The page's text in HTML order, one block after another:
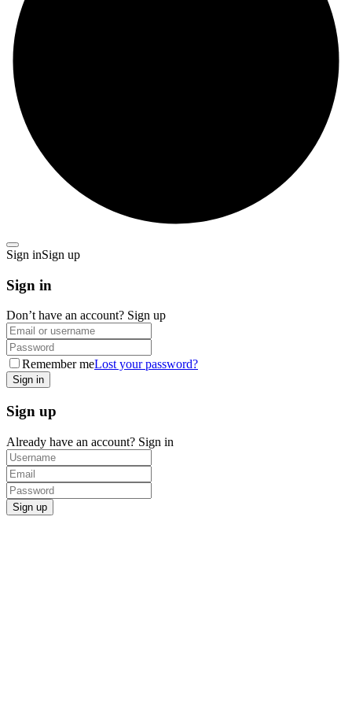
Sign inSign up
Sign in
Don’t have an account? Sign up
Remember meLost your password?
Sign up
Already have an account? Sign in